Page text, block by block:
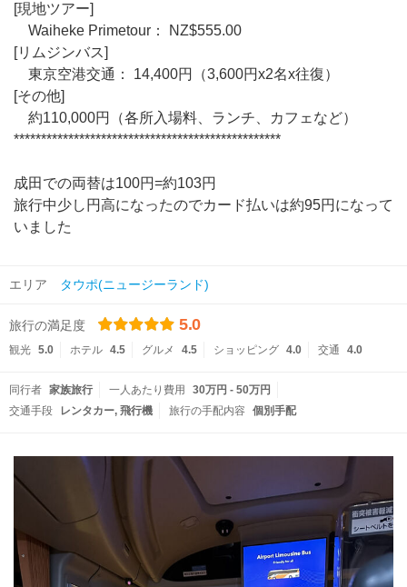
[現地ツアー]
Waiheke Primetour： NZ$555.00
[リムジンバス]
東京空港交通： 14,400円（3,600円x2名x往復）
[その他]
約110,000円（各所入場料、ランチ、カフェなど）
*************************************************
成田での両替は100円=約103円
旅行中少し円高になったのでカード払いは約95円になって
いました
エリア タウポ(ニュージーランド)
旅行の満足度 5.0
観光 5.0 ホテル 4.5 グルメ 4.5 ショッピング 4.0 交通 4.0
同行者 家族旅行 一人あたり費用
30万円 - 50万円
交通手段
レンタカー 飛行機 旅行の手配内容 個別手配